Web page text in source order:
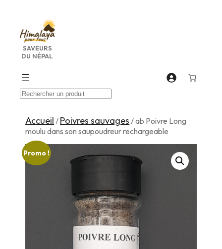
contenu
SAVEURS
DU NÉPAL
Recherche
Accueil / Poivres sauvages / ab Poivre Long
moulu dans son saupoudreur rechargeable
Promo !